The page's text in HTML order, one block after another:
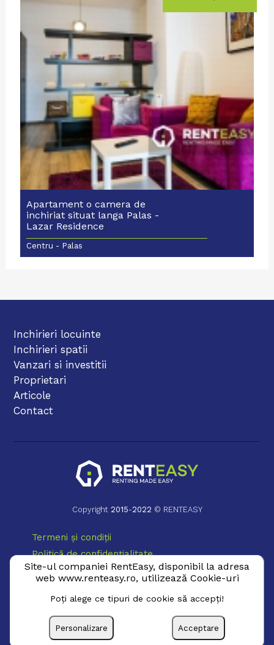
Apartament o camera de
inchiriat situat langa Palas -
Lazar Residence
Centru - Palas
Inchirieri locuinte
Inchirieri spatii
Vanzari si investitii
Proprietari
Articole
Contact
Copyright 2015-2022 © RENTEASY
Termeni și condiții
Politică de confidențialitate
Politică Cookie
Site-ul companiei RentEasy, disponibil la adresa
web www.renteasy.ro, utilizează Cookie-uri
Poţi alege ce tipuri de cookie să accepţi!
Personalizare Acceptare